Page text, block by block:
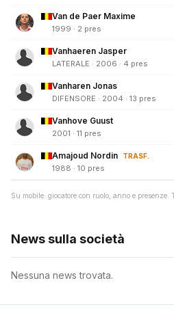
Van de Paer Maxime
1999 · 2 pres
Vanhaeren Jasper
LATERALE · 2006 · 4 pres
Vanharen Jonas
DIFENSORE · 2004 · 13 pres
Vanhove Guust
2001 · 11 pres
Amajoud Nordin TRASF.
1988 · 10 pres
Su mobile: giocatore con ruolo, anno e presenze.
News sulla società
Nessuna news trovata.